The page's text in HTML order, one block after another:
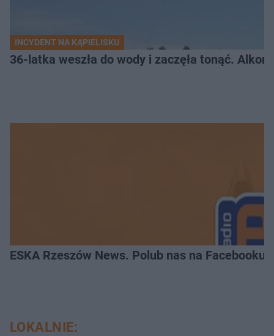
INCYDENT NA KĄPIELISKU
36-latka weszła do wody i zaczęła tonąć.
ESKA Rzeszów News. Polub nas na Facebooku!
LOKALNIE: